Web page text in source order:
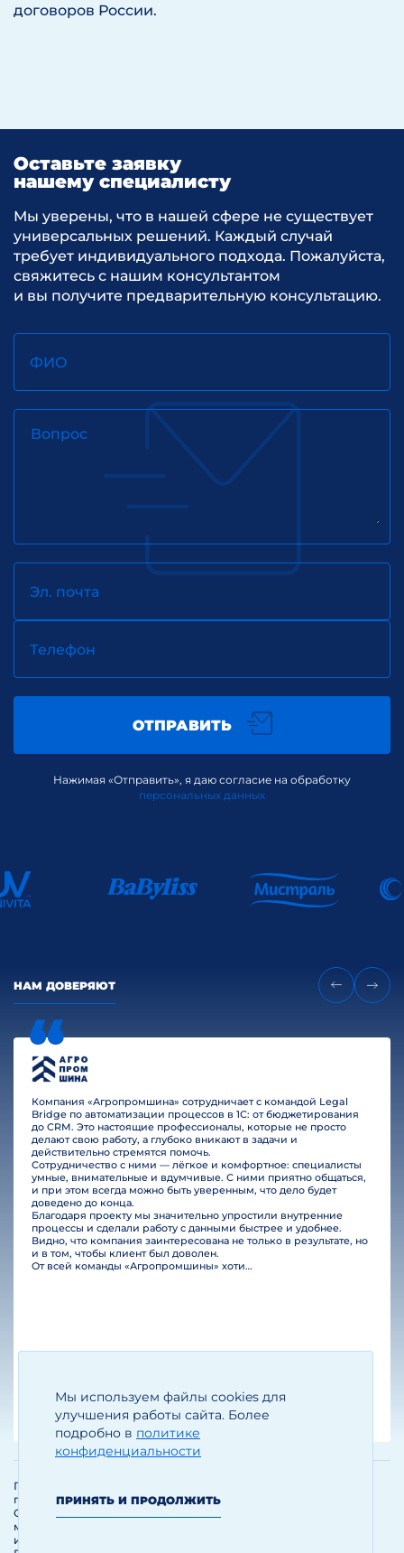
Мы используем файлы cookies для
улучшения работы сайта. Более
подробно в политике
конфиденциальности
ПРИНЯТЬ И ПРОДОЛЖИТЬ
договоров России.
Оставьте заявку
нашему специалисту
Мы уверены, что в нашей сфере не существует
универсальных решений. Каждый случай
требует индивидуального подхода. Пожалуйста,
свяжитесь с нашим консультантом
и вы получите предварительную консультацию.
ФИО
Вопрос
Эл. почта
Телефон
ОТПРАВИТЬ
Нажимая «Отправить», я даю согласие на обработку
персональных данных
НАМ ДОВЕРЯЮТ
Компания «Агропромшина» сотрудничает с командой Legal
Bridge по автоматизации процессов в 1С: от бюджетирования
до CRM. Это настоящие профессионалы, которые не просто
делают свою работу, а глубоко вникают в задачи и
действительно стремятся помочь.
Сотрудничество с ними — лёгкое и комфортное: специалисты
умные, внимательные и вдумчивые. С ними приятно общаться,
и при этом всегда можно быть уверенным, что дело будет
доведено до конца.
Благодаря проекту мы значительно упростили внутренние
процессы и сделали работу с данными быстрее и удобнее.
Видно, что компания заинтересована не только в результате, но
и в том, чтобы клиент был доволен.
От всей команды «Агропромшины» хотим поблагодарить специалистов Legal Bridge за отличную работу и человеческое отношение.…
Егизарян И.А.
Генеральный директор
Политика обработки и защиты
персональных данных
Соглашение об использовании
материалов и сервисов
интернет-сайта